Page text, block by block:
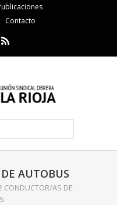
Contacto
AUTOBUS
CONDUCTOR/AS DE